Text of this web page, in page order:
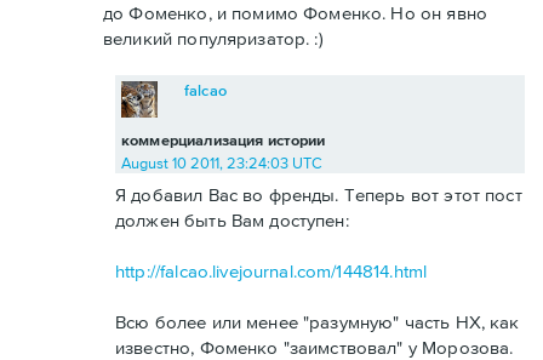
до Фоменко, и помимо Фоменко. Но он явно
великий популяризатор. :)
коммерциализация истории
falcao
August 10 2011, 23:24:03 UTC
Я добавил Вас во френды. Теперь вот этот пост
должен быть Вам доступен:
http://falcao.livejournal.com/144814.html
Всю более или менее "разумную" часть НХ, как
известно, Фоменко "заимствовал" у Морозова.